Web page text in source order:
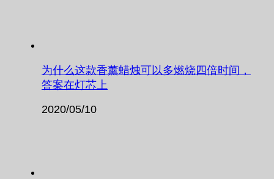
为什么这款香薰蜡烛可以多燃烧四倍时间，
答案在灯芯上
2020/05/10